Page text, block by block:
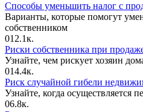
Способы уменьшить налог с
Варианты, которые помогут
собственником
012.1к.
Риски собственника при
Узнайте, чем рискует хозяин
014.4к.
Риск случайной гибели
Узнайте, когда осуществляется
06.8к.